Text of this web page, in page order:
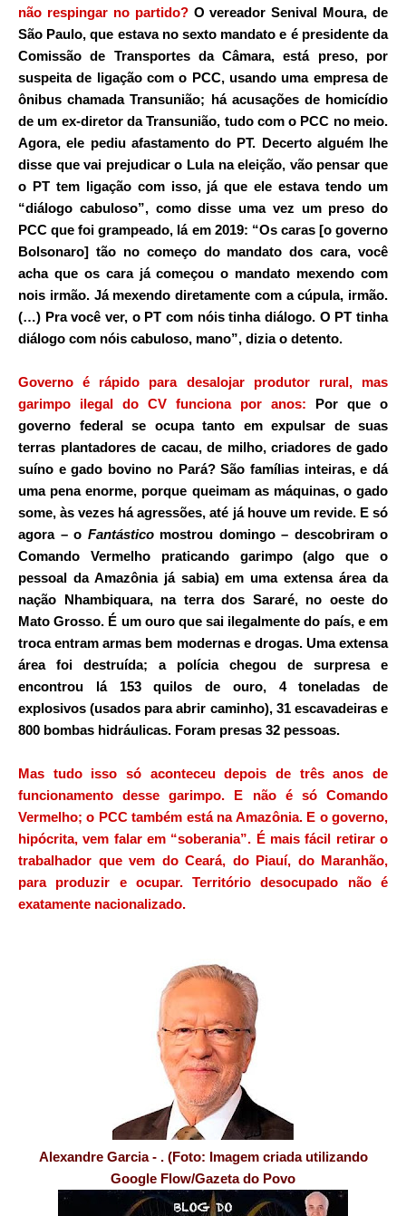
não respingar no partido?O vereador Senival Moura, de
São Paulo, que estava no sexto mandato e é presidente da
Comissão de Transportes da Câmara, está preso, por
suspeita de ligação com o PCC, usando uma empresa de
ônibus chamada Transunião; há acusações de homicídio
de um ex-diretor da Transunião, tudo com o PCC no meio.
Agora, ele pediu afastamento do PT. Decerto alguém lhe
disse que vai prejudicar o Lula na eleição, vão pensar que
o PT tem ligação com isso, já que ele estava tendo um
“diálogo cabuloso”, como disse uma vez um preso do
PCC que foi grampeado, lá em 2019: “Os caras [o governo
Bolsonaro] tão no começo do mandato dos cara, você
acha que os cara já começou o mandato mexendo com
nois irmão. Já mexendo diretamente com a cúpula, irmão.
(…) Pra você ver, o PT com nóis tinha diálogo. O PT tinha
diálogo com nóis cabuloso, mano”, dizia o detento.
Governo é rápido para desalojar produtor rural, mas
garimpo ilegal do CV funciona por anos: Por que o
governo federal se ocupa tanto em expulsar de suas
terras plantadores de cacau, de milho, criadores de gado
suíno e gado bovino no Pará? São famílias inteiras, e dá
uma pena enorme, porque queimam as máquinas, o gado
some, às vezes há agressões, até já houve um revide. E só
agora – o Fantásticomostrou domingo – descobriram o
Comando Vermelho praticando garimpo (algo que o
pessoal da Amazônia já sabia) em uma extensa área da
nação Nhambiquara, na terra dos Sararé, no oeste do
Mato Grosso. É um ouro que sai ilegalmente do país, e em
troca entram armas bem modernas e drogas. Uma extensa
área foi destruída; a polícia chegou de surpresa e
encontrou lá 153 quilos de ouro, 4 toneladas de
explosivos (usados para abrir caminho), 31 escavadeiras e
800 bombas hidráulicas. Foram presas 32 pessoas.
Mas tudo isso só aconteceu depois de três anos de
funcionamento desse garimpo. E não é só Comando
Vermelho; o PCC também está na Amazônia. E o governo,
hipócrita, vem falar em “soberania”. É mais fácil retirar o
trabalhador que vem do Ceará, do Piauí, do Maranhão,
para produzir e ocupar. Território desocupado não é
exatamente nacionalizado.
Alexandre Garcia - . (Foto: Imagem criada utilizando
Google Flow/Gazeta do Povo